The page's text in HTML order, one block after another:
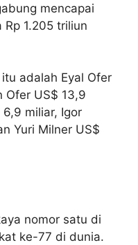
mencapai
1.205 triliun
adalah Eyal Ofer
Ofer US$ 13,9
miliar, Igor
Yuri Milner US$
nomor satu di
ke-77 di dunia.